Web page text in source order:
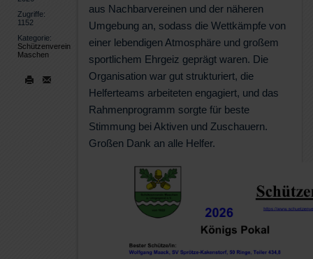
Zugriffe:
1152
Kategorie:
Schützenverein
Maschen
aus Nachbarvereinen und der näheren
Umgebung an, sodass die Wettkämpfe von
einer lebendigen Atmosphäre und großem
sportlichem Ehrgeiz geprägt waren. Die
Organisation war gut strukturiert, die
Helferteams arbeiteten engagiert, und das
Rahmenprogramm sorgte für beste
Stimmung bei Aktiven und Zuschauern.
Großen Dank an alle Helfer.